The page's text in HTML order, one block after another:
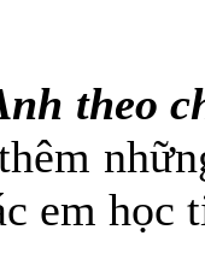
theo
em học